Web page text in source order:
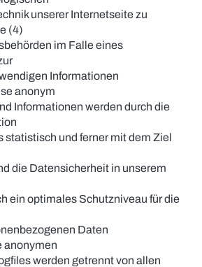
unserer Internetseite zu
(4)
im Falle eines
Informationen
anonym
Informationen werden durch die
statistisch und ferner mit dem Ziel
die Datensicherheit in unserem
ein optimales Schutzniveau für die
Daten
anonymen
werden getrennt von allen